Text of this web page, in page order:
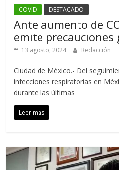
COVID DESTACADO
Ante aumento de
emite precauciones
13 agosto, 2024 Redacción
Ciudad de México.- Del
infecciones respiratorias en
durante las últimas
Leer más